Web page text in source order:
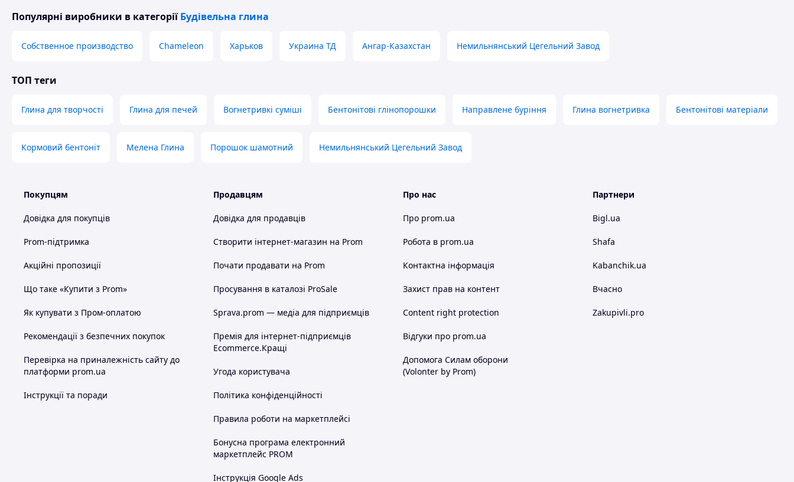
Популярні виробники в категорії Будівельна глина
Собственное производство Chameleon Харьков Украина ТД Ангар-Казахстан Немильнянський Цегельний Завод
ТОП теги
Глина для творчості Глина для печей Вогнетривкі суміші Бентонітові глінопорошки Направлене буріння Глина вогнетривка Бентонітові матеріали
Кормовий бентоніт Мелена Глина Порошок шамотний Немильнянський Цегельний Завод
Покупцям
Довідка для покупців
Prom-підтримка
Акційні пропозиції
Що таке «Купити з Prom»
Як купувати з Пром-оплатою
Рекомендації з безпечних покупок
Перевірка на приналежність сайту до
платформи prom.ua
Інструкції та поради
Продавцям
Довідка для продавців
Створити інтернет-магазин на Prom
Почати продавати на Prom
Просування в каталозі ProSale
Sprava.prom — медіа для підприємців
Премія для інтернет-підприємців
Ecommerce.Кращі
Угода користувача
Політика конфіденційності
Правила роботи на маркетплейсі
Бонусна програма електронний
маркетплейс PROM
Інструкція Google Ads
Про нас
Про prom.ua
Робота в prom.ua
Контактна інформація
Захист прав на контент
Content right protection
Відгуки про prom.ua
Допомога Силам оборони
(Volonter by Prom)
Партнери
Bigl.ua
Shafa
Kabanchik.ua
Вчасно
Zakupivli.pro